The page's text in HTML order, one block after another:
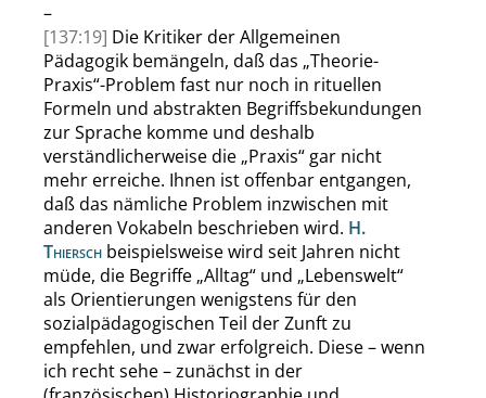
–
[137:19] Die Kritiker der Allgemeinen
Pädagogik bemängeln, daß das „Theorie-
Praxis“-Problem fast nur noch in rituellen
Formeln und abstrakten Begriffsbekundungen
zur Sprache komme und deshalb
verständlicherweise die „Praxis“ gar nicht
mehr erreiche. Ihnen ist offenbar entgangen,
daß das nämliche Problem inzwischen mit
anderen Vokabeln beschrieben wird. H.
Thiersch beispielsweise wird seit Jahren nicht
müde, die Begriffe „Alltag“ und „Lebenswelt“
als Orientierungen wenigstens für den
sozialpädagogischen Teil der Zunft zu
empfehlen, und zwar erfolgreich. Diese – wenn
ich recht sehe – zunächst in der